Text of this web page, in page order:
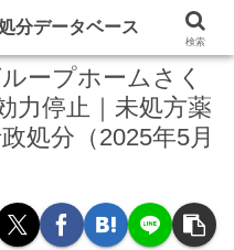
ープホームさく
力停止｜未処方薬
処分（2025年5月
分データベース
検索